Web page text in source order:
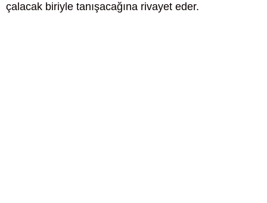
çalacak biriyle tanışacağına rivayet eder.